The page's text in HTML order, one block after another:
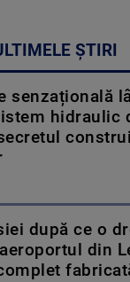
senzațională
hidraulic
după ce o
din